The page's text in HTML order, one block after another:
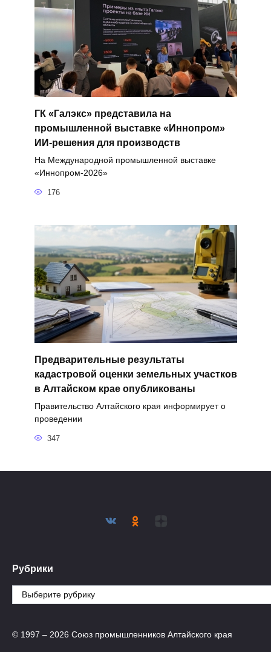
ГК «Галэкс» представила на
промышленной выставке «Иннопром»
ИИ-решения для производств
На Международной промышленной выставке
«Иннопром-2026»
176
Предварительные результаты
кадастровой оценки земельных участков
в Алтайском крае опубликованы
Правительство Алтайского края информирует о
проведении
347
Рубрики
Рубрики
© 1997 – 2026 Союз промышленников Алтайского края